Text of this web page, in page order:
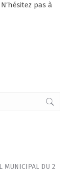
pas à
MUNICIPAL DU 2